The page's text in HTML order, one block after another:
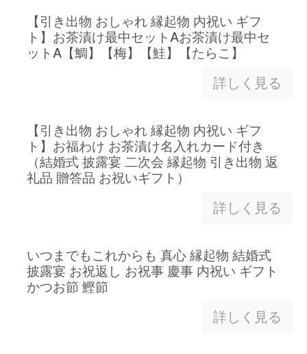
【引き出物 おしゃれ 縁起物 内祝い ギフ
ト】お茶漬け最中セットAお茶漬け最中セ
ットA【鯛】【梅】【鮭】【たらこ】
詳しく見る
【引き出物 おしゃれ 縁起物 内祝い ギフ
ト】お福わけ お茶漬け名入れカード付き
（結婚式 披露宴 二次会 縁起物 引き出物 返
礼品 贈答品 お祝いギフト）
詳しく見る
いつまでもこれからも 真心 縁起物 結婚式
披露宴 お祝返し お祝事 慶事 内祝い ギフト
かつお節 鰹節
詳しく見る